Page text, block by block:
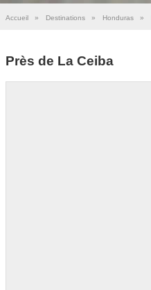
Accueil » Destinations » Honduras »
Près de La Ceiba